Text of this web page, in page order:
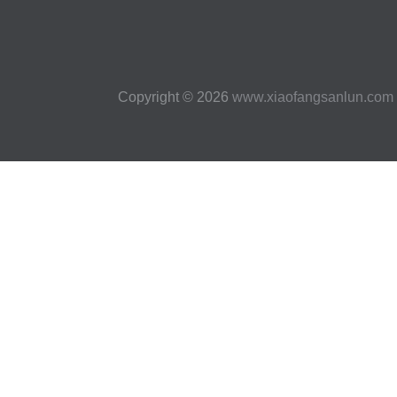
Copyright © 2026 www.xiaofangsanlun.com